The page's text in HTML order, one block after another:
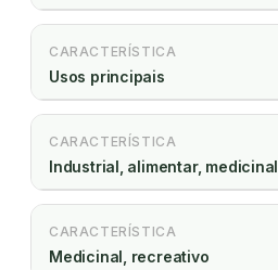
CARACTERÍSTICA
Usos principais
CARACTERÍSTICA
Industrial, alimentar, medicinal
CARACTERÍSTICA
Medicinal, recreativo